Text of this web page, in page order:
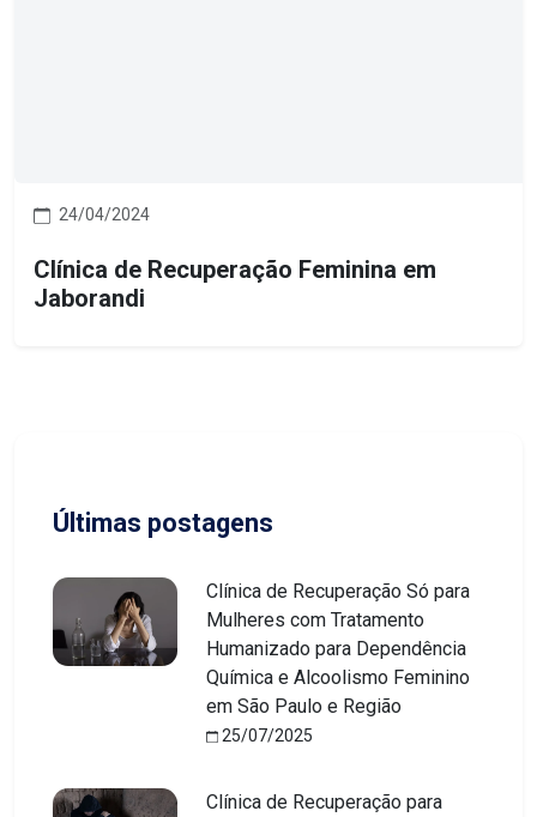
24/04/2024
Clínica de Recuperação Feminina em
Jaborandi
Últimas postagens
Clínica de Recuperação Só para
Mulheres com Tratamento
Humanizado para Dependência
Química e Alcoolismo Feminino
em São Paulo e Região
25/07/2025
Clínica de Recuperação para